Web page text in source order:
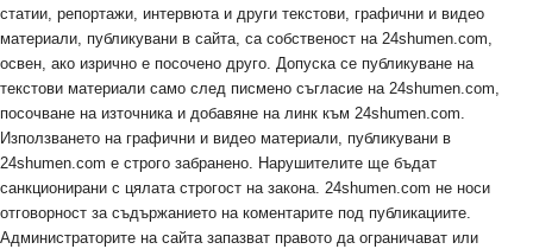
статии, репортажи, интервюта и други текстови, графични и видео
материали, публикувани в сайта, са собственост на 24shumen.com,
освен, ако изрично е посочено друго. Допуска се публикуване на
текстови материали само след писмено съгласие на 24shumen.com,
посочване на източника и добавяне на линк към 24shumen.com.
Използването на графични и видео материали, публикувани в
24shumen.com е строго забранено. Нарушителите ще бъдат
санкционирани с цялата строгост на закона. 24shumen.com не носи
отговорност за съдържанието на коментарите под публикациите.
Администраторите на сайта запазват правото да ограничават или